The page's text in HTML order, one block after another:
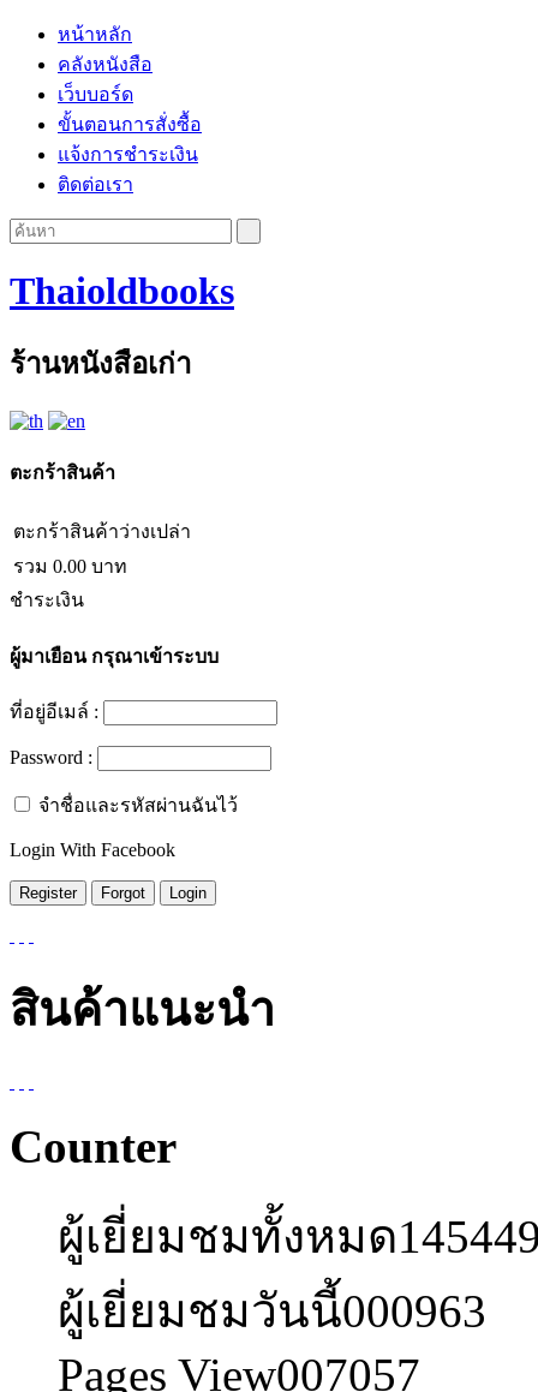
หน้าหลัก
คลังหนังสือ
เว็บบอร์ด
ขั้นตอนการสั่งซื้อ
แจ้งการชำระเงิน
ติดต่อเรา
Thaioldbooks
ร้านหนังสือเก่า
ตะกร้าสินค้า
ตะกร้าสินค้าว่างเปล่า
รวม 0.00 บาท
ชำระเงิน
ผู้มาเยือนกรุณาเข้าระบบ
ที่อยู่อีเมล์ :
Password :
จำชื่อและรหัสผ่านฉันไว้
Login With Facebook
สินค้าแนะนำ
Counter
ผู้เยี่ยมชมทั้งหมด
ผู้เยี่ยมชมวันนี้000963
Pages View007057